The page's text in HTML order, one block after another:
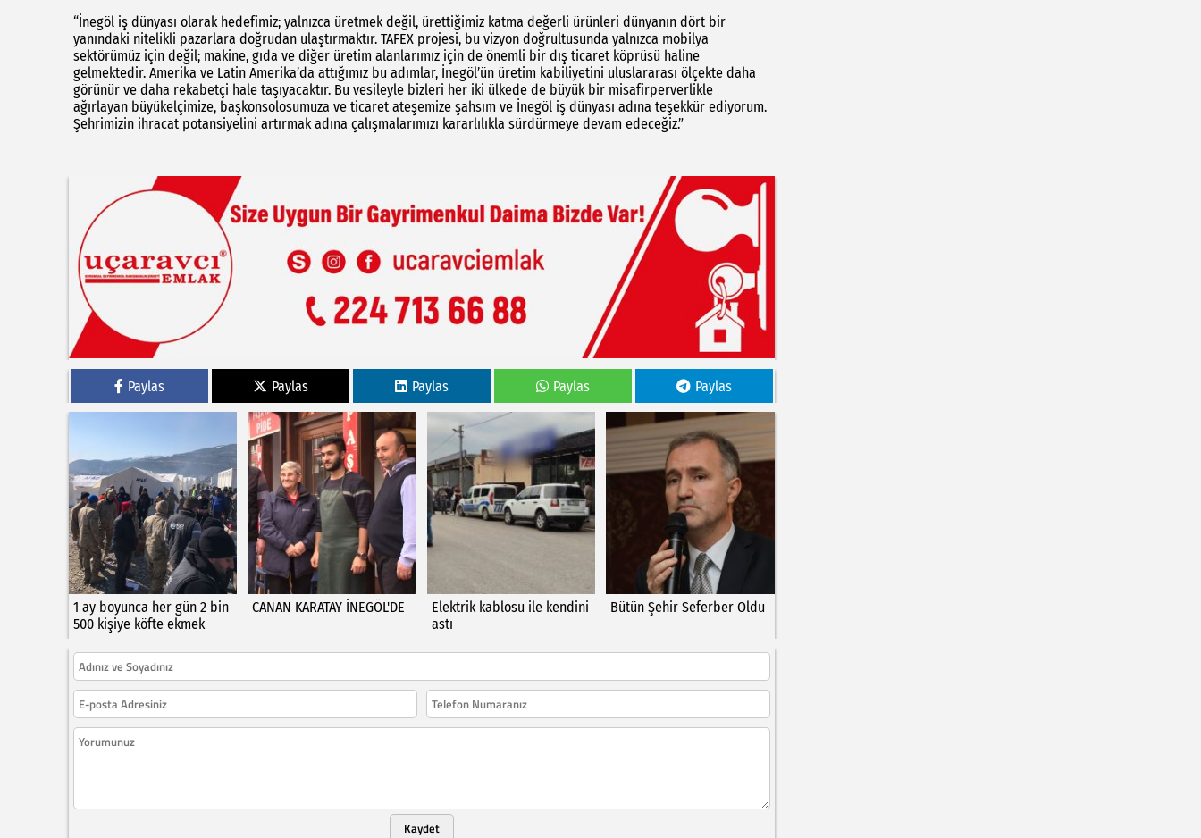
“İnegöl iş dünyası olarak hedefimiz; yalnızca üretmek değil, ürettiğimiz katma değerli ürünleri dünyanın dört bir
yanındaki nitelikli pazarlara doğrudan ulaştırmaktır. TAFEX projesi, bu vizyon doğrultusunda yalnızca mobilya
sektörümüz için değil; makine, gıda ve diğer üretim alanlarımız için de önemli bir dış ticaret köprüsü haline
gelmektedir. Amerika ve Latin Amerika’da attığımız bu adımlar, İnegöl’ün üretim kabiliyetini uluslararası ölçekte daha
görünür ve daha rekabetçi hale taşıyacaktır. Bu vesileyle bizleri her iki ülkede de büyük bir misafirperverlikle
ağırlayan büyükelçimize, başkonsolosumuza ve ticaret ateşemize şahsım ve İnegöl iş dünyası adına teşekkür ediyorum.
Şehrimizin ihracat potansiyelini artırmak adına çalışmalarımızı kararlılıkla sürdürmeye devam edeceğiz.”
Paylas Paylas Paylas Paylas Paylas
1 ay boyunca her gün 2 bin
500 kişiye köfte ekmek
CANAN KARATAY İNEGÖL'DE
Elektrik kablosu ile kendini
astı
Bütün Şehir Seferber Oldu
Kaydet